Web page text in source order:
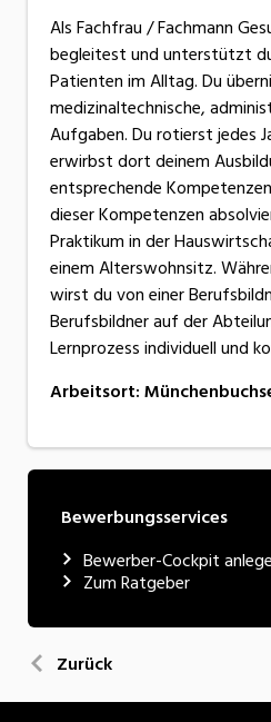
Als Fachfrau / Fachmann
begleitest und unterstützt
Patienten im Alltag. Du
medizinaltechnische,
Aufgaben. Du rotierst jedes
erwirbst dort deinem
entsprechende
dieser Kompetenzen
Praktikum in der
einem Alterswohnsitz.
wirst du von einer
Berufsbildner auf der
Lernprozess individuell und
Arbeitsort:
Bewerbungsservices
Bewerber-Cockpit
Zum Ratgeber
Zurück